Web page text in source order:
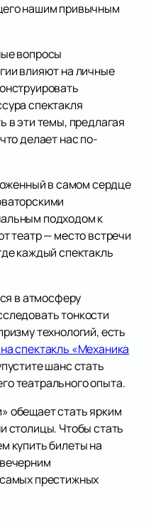
нашим привычным
вопросы
влияют на личные
спектакля
в эти темы, предлагая
делает нас по-
в самом сердце
подходом к
театр — место встречи
каждый спектакль
в атмосферу
тонкости
технологий, есть
спектакль «Механика
шанс стать
театрального опыта.
обещает стать ярким
столицы. Чтобы стать
купить билеты на
престижных